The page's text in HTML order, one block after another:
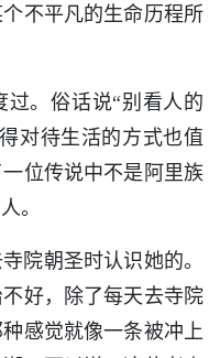
不平凡的生命历程所
。俗话说“别看人的
对待生活的方式也值
位传说中不是阿里族
。
院朝圣时认识她的。
好，除了每天去寺院
感觉就像一条被冲上